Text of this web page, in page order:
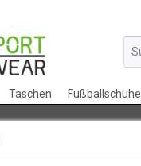
Taschen Fußballschuhe